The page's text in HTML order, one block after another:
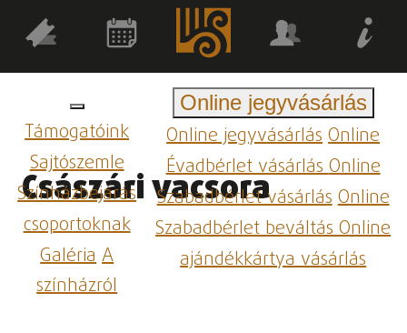
Támogatóink
Sajtószemle
Színházbejárás
csoportoknak
GalériaA
színházról
Online jegyvásárlás
Online jegyvásárlásOnline
Évadbérlet vásárlásOnline
Szabadbérlet vásárlásOnline
Szabadbérlet beváltásOnline
ajándékkártya vásárlás
Császári vacsora